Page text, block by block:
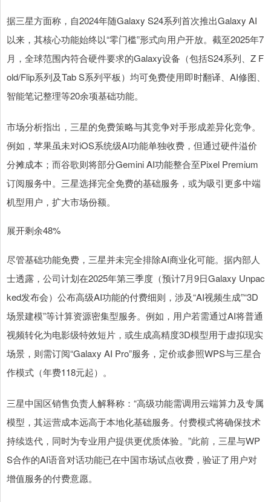
据三星方面称，自2024年随Galaxy S24系列首次推出Galaxy AI
以来，其核心功能始终以“零门槛”形式向用户开放。截至2025年7
月，全球范围内符合硬件要求的Galaxy设备（包括S24系列、Z F
old/Flip系列及Tab S系列平板）均可免费使用即时翻译、AI修图、
智能笔记整理等20余项基础功能。
市场分析指出，三星的免费策略与其竞争对手形成差异化竞争。
例如，苹果虽未对iOS系统级AI功能单独收费，但通过硬件溢价
分摊成本；而谷歌则将部分Gemini AI功能整合至Pixel Premium
订阅服务中。三星选择完全免费的基础服务，或为吸引更多中端
机型用户，扩大市场份额。
展开剩余48%
尽管基础功能免费，三星并未完全排除AI商业化可能。据内部人
士透露，公司计划在2025年第三季度（预计7月9日Galaxy Unpac
ked发布会）公布高级AI功能的付费细则，涉及“AI视频生成”“3D
场景建模”等计算资源密集型服务。例如，用户若需通过AI将普通
视频转化为电影级特效短片，或生成高精度3D模型用于虚拟现实
场景，则需订阅“Galaxy AI Pro”服务，定价或参照WPS与三星合
作模式（年费118元起）。
三星中国区销售负责人解释称：“高级功能需调用云端算力及专属
模型，其运营成本远高于本地化基础服务。付费模式将确保技术
持续迭代，同时为专业用户提供更优质体验。”此前，三星与WP
S合作的AI语音对话功能已在中国市场试点收费，验证了用户对
增值服务的付费意愿。